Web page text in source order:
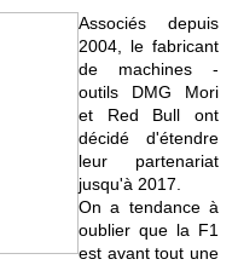
Associés depuis
2004, le fabricant
de machines -
outils DMG Mori
et Red Bull ont
décidé d'étendre
leur partenariat
jusqu'à 2017.
On a tendance à
oublier que la F1
est avant tout une